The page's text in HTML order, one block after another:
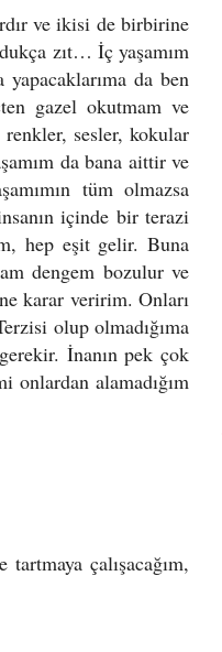
ve ikisi de birbirine
zıt… İç yaşamım
da ben
gazel okutmam ve
sesler, kokular
da bana aittir ve
tüm olmazsa
içinde bir terazi
hep eşit gelir. Buna
dengem bozulur ve
karar veririm. Onları
olup olmadığıma
İnanın pek çok
onlardan alamadığım
çalışacağım,